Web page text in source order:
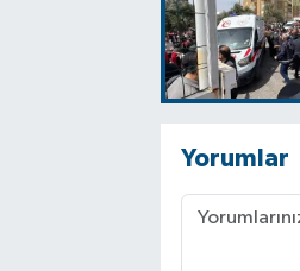
Yorumlar